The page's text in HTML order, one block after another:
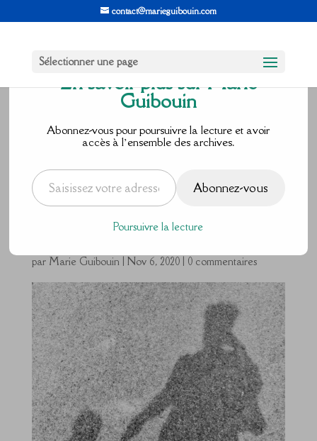
contact@marieguibouin.com
Sélectionner une page
J’ai peur de
me retrouver
à la rue
par Marie Guibouin | Nov 6, 2020| 0 commentaires
En savoir plus sur Marie
Guibouin
Abonnez-vous pour poursuivre la lecture et avoir
accès à l’ensemble des archives.
Saisissez votre adresse e-mail…
Abonnez-vous
Poursuivre la lecture